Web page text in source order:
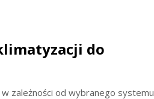
do
zależności od wybranego systemu